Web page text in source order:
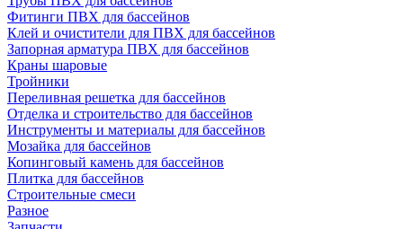
Фитинги ПВХ для бассейнов
Клей и очистители для ПВХ для бассейнов
Запорная арматура ПВХ для бассейнов
Краны шаровые
Тройники
Переливная решетка для бассейнов
Отделка и строительство для бассейнов
Инструменты и материалы для бассейнов
Мозайка для бассейнов
Копинговый камень для бассейнов
Плитка для бассейнов
Строительные смеси
Разное